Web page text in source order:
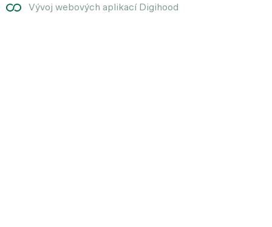
Vývoj webových aplikací Digihood